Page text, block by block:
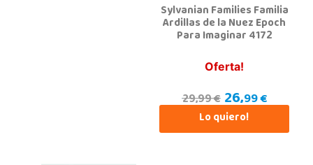
Sylvanian Families Familia
Ardillas de la Nuez Epoch
Para Imaginar 4172
Oferta!
29,99 €26,99 €
Lo quiero!